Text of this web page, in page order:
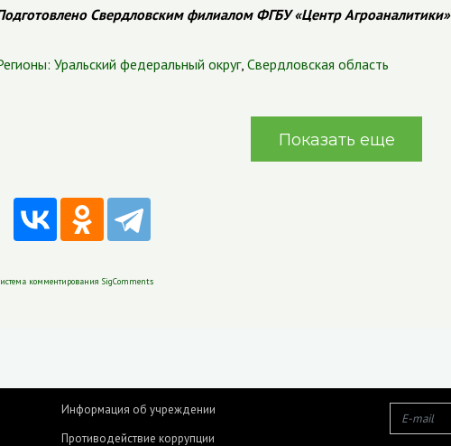
Свердловским филиалом ФГБУ «Центр Агроаналитики»
Уральский федеральный округ, Свердловская область
Показать еще
комментирования SigComments
Информация об учреждении
Противодействие коррупции